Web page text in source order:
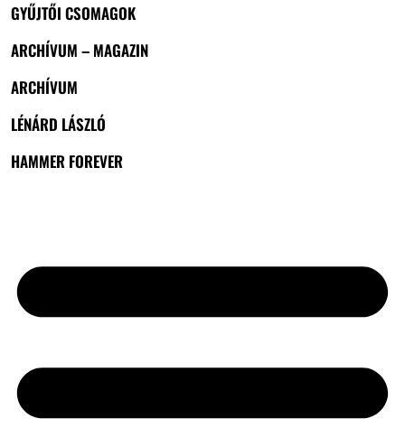
GYŰJTŐI CSOMAGOK
ARCHÍVUM – MAGAZIN
ARCHÍVUM
LÉNÁRD LÁSZLÓ
HAMMER FOREVER